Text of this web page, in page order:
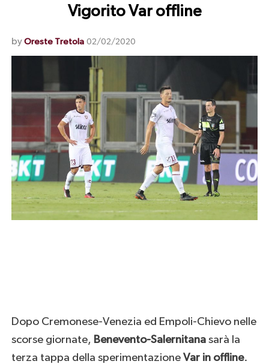
Vigorito Var offline
by Oreste Tretola 02/02/2020
Dopo Cremonese-Venezia ed Empoli-Chievo nelle
scorse giornate, Benevento-Salernitanasarà la
terza tappa della sperimentazioneVar in offline.